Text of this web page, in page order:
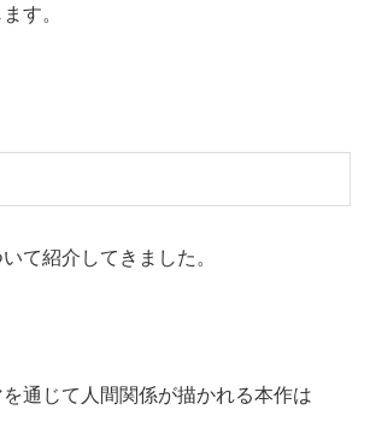
す。
て紹介してきました。
通じて人間関係が描かれる本作は